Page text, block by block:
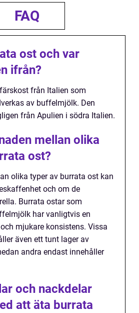
FAQ
ost och var
ifrån?
från Italien som
av buffelmjölk. Den
från Apulien i södra Italien.
mellan olika
ost?
olika typer av burrata ost kan
och om de
Burrata ostar som
har vanligtvis en
mjukare konsistens. Vissa
även ett tunt lager av
andra endast innehåller
och nackdelar
att äta burrata